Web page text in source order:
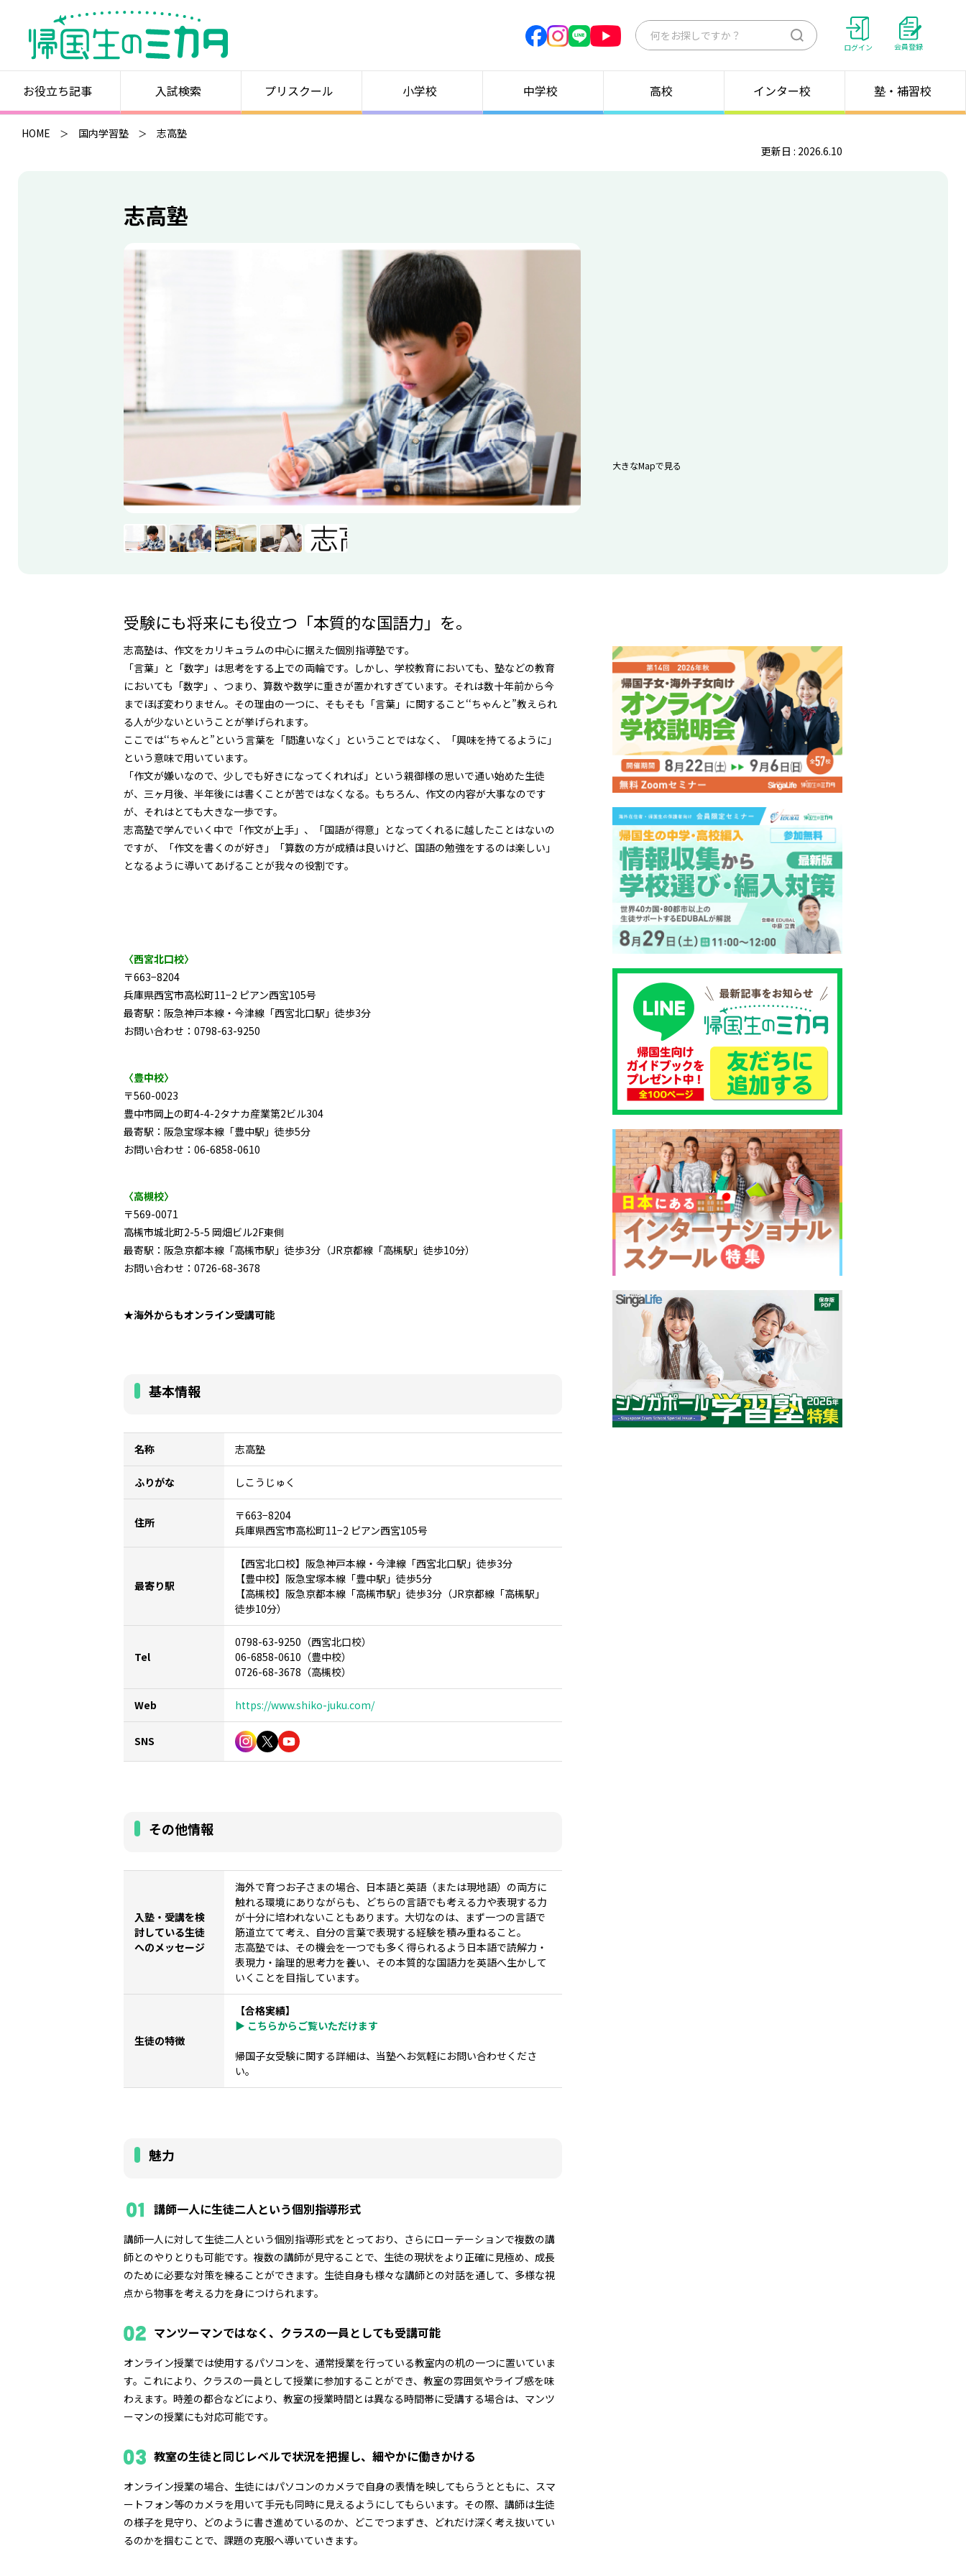
検
ログイン 会員登録
お役立ち記事 入試検索 プリスクール 小学校 中学校 高校 インター校 塾・補習校
HOME 国内学習塾
志高塾
更新日 : 2026.6.10
志高塾
大きなMapで見る
受験にも将来にも役立つ「本質的な国語力」を。
志高塾は、作文をカリキュラムの中心に据えた個別指導塾です。
「言葉」と「数字」は思考をする上での両輪です。しかし、学校教育においても、塾などの教育
においても「数字」、つまり、算数や数学に重きが置かれすぎています。それは数十年前から今
までほぼ変わりません。その理由の一つに、そもそも「言葉」に関すること‘‘ちゃんと”教えられ
る人が少ないということが挙げられます。
ここでは‘‘ちゃんと”という言葉を「間違いなく」ということではなく、「興味を持てるように」
という意味で用いています。
「作文が嫌いなので、少しでも好きになってくれれば」という親御様の思いで通い始めた生徒
が、三ヶ月後、半年後には書くことが苦ではなくなる。もちろん、作文の内容が大事なのです
が、それはとても大きな一歩です。
志高塾で学んでいく中で「作文が上手」、「国語が得意」となってくれるに越したことはないの
ですが、「作文を書くのが好き」「算数の方が成績は良いけど、国語の勉強をするのは楽しい」
となるように導いてあげることが我々の役割です。
〈西宮北口校〉
〒663−8204
兵庫県西宮市高松町11−2 ピアン西宮105号
最寄駅：阪急神戸本線・今津線「西宮北口駅」徒歩3分
お問い合わせ：0798-63-9250
〈豊中校〉
〒560-0023
豊中市岡上の町4-4-2タナカ産業第2ビル304
最寄駅：阪急宝塚本線「豊中駅」徒歩5分
お問い合わせ：06-6858-0610
〈高槻校〉
〒569-0071
高槻市城北町2-5-5 岡畑ビル2F東側
最寄駅：阪急京都本線「高槻市駅」徒歩3分（JR京都線「高槻駅」徒歩10分）
お問い合わせ：0726-68-3678
★海外からもオンライン受講可能
基本情報
名称 志高塾
ふりがな しこうじゅく
住所
〒663−8204
兵庫県西宮市高松町11−2 ピアン西宮105号
最寄り駅
【西宮北口校】阪急神戸本線・今津線「西宮北口駅」徒歩3分
【豊中校】阪急宝塚本線「豊中駅」徒歩5分
【高槻校】阪急京都本線「高槻市駅」徒歩3分（JR京都線「高槻駅」
徒歩10分）
Tel
0798-63-9250（西宮北口校）
06-6858-0610（豊中校）
0726-68-3678（高槻校）
Web https://www.shiko-juku.com/
SNS
その他情報
入塾・受講を検
討している生徒
へのメッセージ
海外で育つお子さまの場合、日本語と英語（または現地語）の両方に
触れる環境にありながらも、どちらの言語でも考える力や表現する力
が十分に培われないこともあります。大切なのは、まず一つの言語で
筋道立てて考え、自分の言葉で表現する経験を積み重ねること。
志高塾では、その機会を一つでも多く得られるよう日本語で読解力・
表現力・論理的思考力を養い、その本質的な国語力を英語へ生かして
いくことを目指しています。
生徒の特徴
【合格実績】
▶ こちらからご覧いただけます
帰国子女受験に関する詳細は、当塾へお気軽にお問い合わせくださ
い。
魅力
講師一人に生徒二人という個別指導形式
講師一人に対して生徒二人という個別指導形式をとっており、さらにローテーションで複数の講
師とのやりとりも可能です。複数の講師が見守ることで、生徒の現状をより正確に見極め、成長
のために必要な対策を練ることができます。生徒自身も様々な講師との対話を通して、多様な視
点から物事を考える力を身につけられます。
マンツーマンではなく、クラスの一員としても受講可能
オンライン授業では使用するパソコンを、通常授業を行っている教室内の机の一つに置いていま
す。これにより、クラスの一員として授業に参加することができ、教室の雰囲気やライブ感を味
わえます。時差の都合などにより、教室の授業時間とは異なる時間帯に受講する場合は、マンツ
ーマンの授業にも対応可能です。
教室の生徒と同じレベルで状況を把握し、細やかに働きかける
オンライン授業の場合、生徒にはパソコンのカメラで自身の表情を映してもらうとともに、スマ
ートフォン等のカメラを用いて手元も同時に見えるようにしてもらいます。その際、講師は生徒
の様子を見守り、どのように書き進めているのか、どこでつまずき、どれだけ深く考え抜いてい
るのかを掴むことで、課題の克服へ導いていきます。